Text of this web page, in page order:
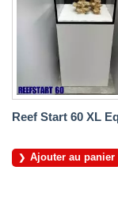
Reef Start 60 XL
Ajouter au panier